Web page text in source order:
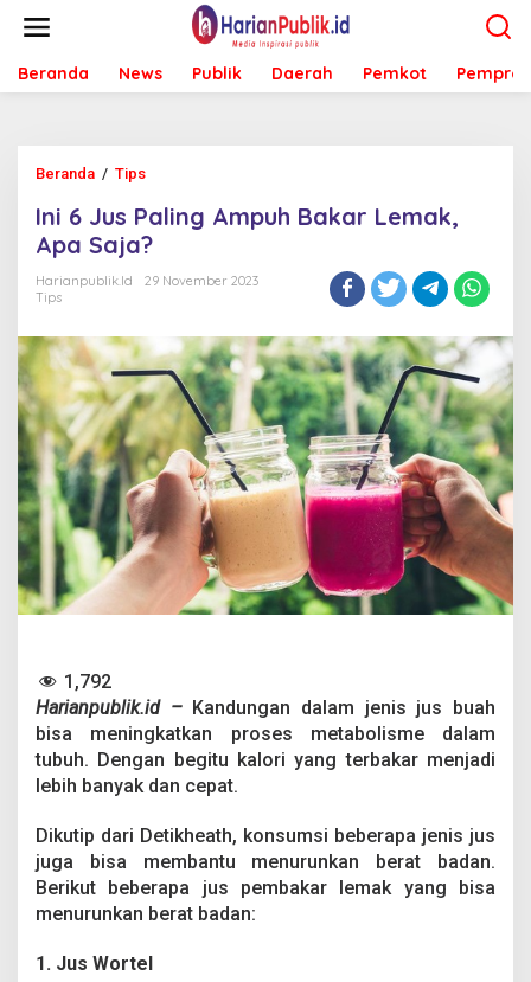
t
Beranda News Publik Daerah Pemkot Pemprov
Beranda / Tips
i
6
J
u
a
l
i
n
g
A
m
p
u
h
B
m
a
k
,
A
a
S
j
a
Ini 6 Jus Paling Ampuh Bakar Lemak,
Apa Saja?
Harianpublik.id
29 November 2023
Tips
1,792
Harianpublik.id – Kandungan dalam jenis jus buah
bisa meningkatkan proses metabolisme dalam
tubuh. Dengan begitu kalori yang terbakar menjadi
lebih banyak dan cepat.
Dikutip dari Detikheath, konsumsi beberapa jenis jus
juga bisa membantu menurunkan berat badan.
Berikut beberapa jus pembakar lemak yang bisa
menurunkan berat badan:
1. Jus Wortel